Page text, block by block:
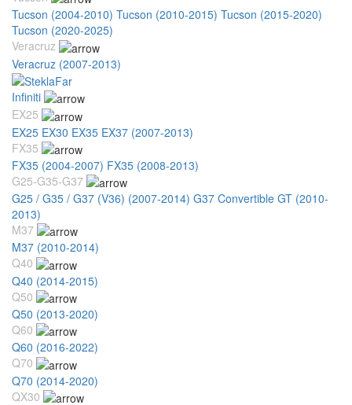
Tucson (2004-2010) Tucson (2010-2015) Tucson (2015-2020)
Tucson (2020-2025)
Veracruz
Veracruz (2007-2013)
Infiniti
EX25
EX25 EX30 EX35 EX37 (2007-2013)
FX35
FX35 (2004-2007) FX35 (2008-2013)
G25-G35-G37
G25 / G35 / G37 (V36) (2007-2014) G37 Convertible GT (2010-
2013)
M37
M37 (2010-2014)
Q40
Q40 (2014-2015)
Q50
Q50 (2013-2020)
Q60
Q60 (2016-2022)
Q70
Q70 (2014-2020)
QX30